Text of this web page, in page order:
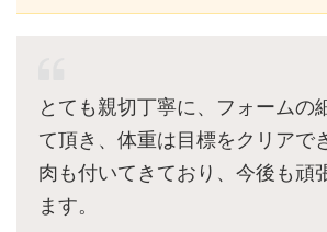
とても親切丁寧に、フォームの
て頂き、体重は目標をクリアで
肉も付いてきており、今後も頑
ます。